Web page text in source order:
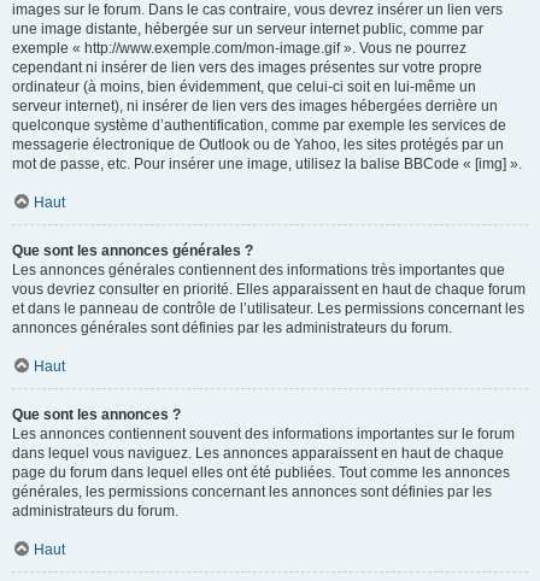
images sur le forum. Dans le cas contraire, vous devrez insérer un lien vers
une image distante, hébergée sur un serveur internet public, comme par
exemple « http://www.exemple.com/mon-image.gif ». Vous ne pourrez
cependant ni insérer de lien vers des images présentes sur votre propre
ordinateur (à moins, bien évidemment, que celui-ci soit en lui-même un
serveur internet), ni insérer de lien vers des images hébergées derrière un
quelconque système d’authentification, comme par exemple les services de
messagerie électronique de Outlook ou de Yahoo, les sites protégés par un
mot de passe, etc. Pour insérer une image, utilisez la balise BBCode « [img] ».
Haut
Que sont les annonces générales ?
Les annonces générales contiennent des informations très importantes que
vous devriez consulter en priorité. Elles apparaissent en haut de chaque forum
et dans le panneau de contrôle de l’utilisateur. Les permissions concernant les
annonces générales sont définies par les administrateurs du forum.
Haut
Que sont les annonces ?
Les annonces contiennent souvent des informations importantes sur le forum
dans lequel vous naviguez. Les annonces apparaissent en haut de chaque
page du forum dans lequel elles ont été publiées. Tout comme les annonces
générales, les permissions concernant les annonces sont définies par les
administrateurs du forum.
Haut